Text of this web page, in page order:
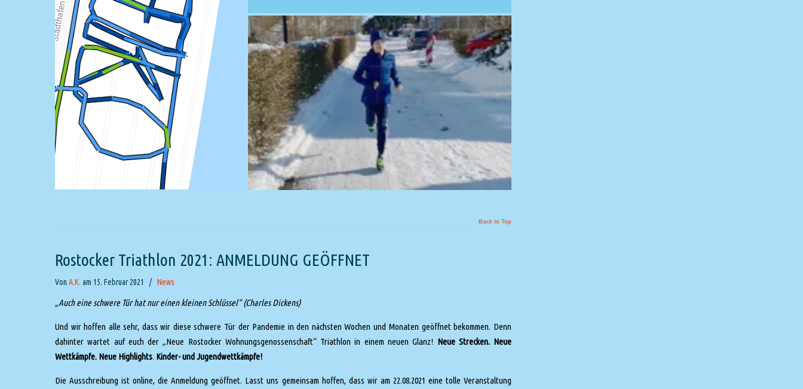
Back to Top
Rostocker Triathlon 2021: ANMELDUNG GEÖFFNET
Von A.K. am 15. Februar 2021 / News
„Auch eine schwere Tür hat nur einen kleinen Schlüssel“ (Charles Dickens)
Und wir hoffen alle sehr, dass wir diese schwere Tür der Pandemie in den nächsten Wochen und Monaten geöffnet bekommen. Denn
dahinter wartet auf euch der „Neue Rostocker Wohnungsgenossenschaft“ Triathlon in einem neuen Glanz! Neue Strecken. Neue
Wettkämpfe. Neue Highlights. Kinder- und Jugendwettkämpfe!
Die Ausschreibung ist online, die Anmeldung geöffnet. Lasst uns gemeinsam hoffen, dass wir am 22.08.2021 eine tolle Veranstaltung